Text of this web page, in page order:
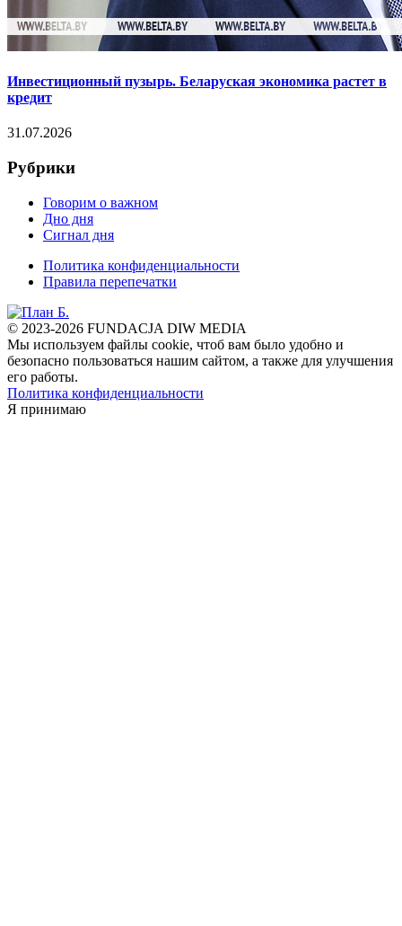
Инвестиционный пузырь. Беларуская экономика растет в
кредит
31.07.2026
Рубрики
Говорим о важном
Дно дня
Сигнал дня
Политика конфиденциальности
Правила перепечатки
© 2023-2026 FUNDACJA DIW MEDIA
Мы используем файлы cookie, чтоб вам было удобно и
безопасно пользоваться нашим сайтом, а также для улучшения
его работы.
Политика конфиденциальности
Я принимаю